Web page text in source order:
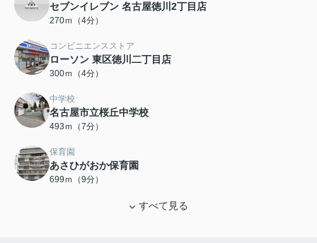
セブンイレブン 名古屋徳川2丁目店
270ｍ（4分）
コンビニエンスストア
ローソン 東区徳川二丁目店
300ｍ（4分）
中学校
名古屋市立桜丘中学校
493ｍ（7分）
保育園
あさひがおか保育園
699ｍ（9分）
すべて見る